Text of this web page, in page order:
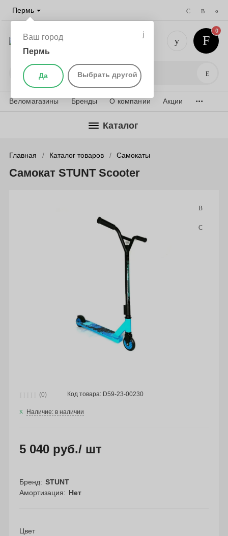
Пермь
Ваш город
Пермь
Да Выбрать другой Поиск
+7 (342)
0
Веломагазины Бренды О компании Акции ...
Каталог
Главная Каталог товаров Самокаты
Самокат STUNT Scooter
(0) Код товара: D59-23-00230
Наличие: в наличии
5 040 руб./ шт
Бренд
STUNT
Амортизация
Нет
Цвет